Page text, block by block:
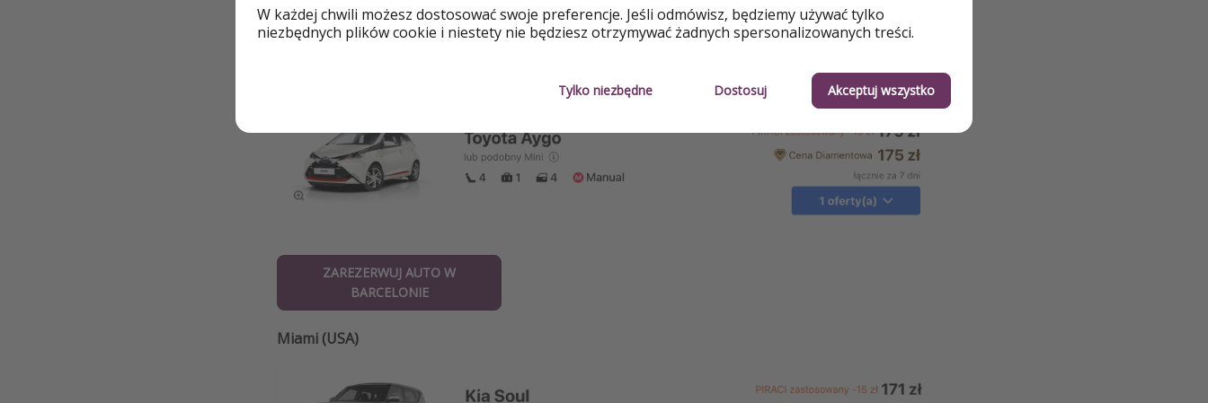
ZAREZERWUJ AUTO NA
KANARACH
ZAREZERWUJ AUTO W
BARCELONIE
Miami (USA)
W każdej chwili możesz dostosować swoje preferencje. Jeśli odmówisz, będziemy używać tylko
niezbędnych plików cookie i niestety nie będziesz otrzymywać żadnych spersonalizowanych treści.
Tylko niezbędne Dostosuj Akceptuj wszystko